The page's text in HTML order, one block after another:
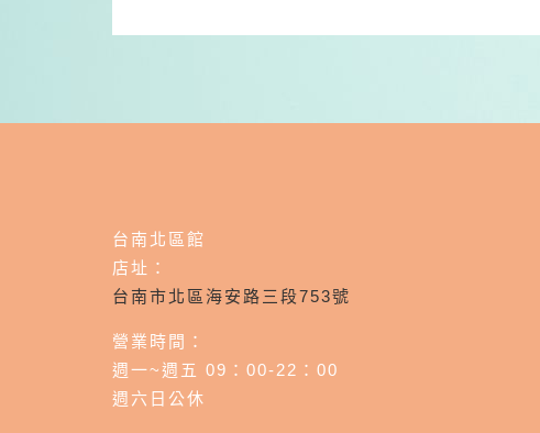
台南北區館
店址：
台南市北區海安路三段753號
營業時間：
週一~週五 09：00-22：00
週六日公休